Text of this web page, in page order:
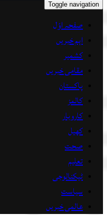
Toggle navigation
صفحہ اوّل
اہم خبریں
کشمیر
مقامی خبریں
پاکستان
کالمز
کاروبار
کھیل
صحت
تعلیم
ٹیکنالوجی
سیاست
عالمی خبریں